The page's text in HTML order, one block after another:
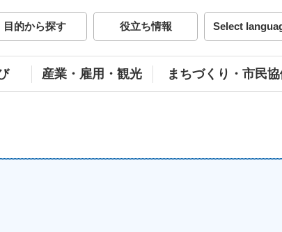
目的から探す 役立ち情報 Select
産業・雇用・観光 まちづくり・市民